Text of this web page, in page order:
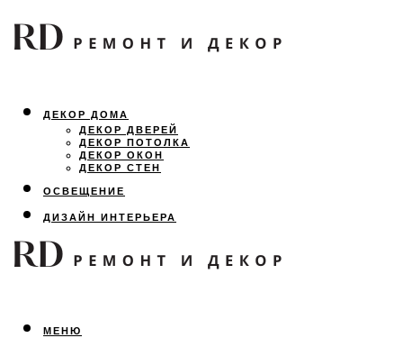
ДЕКОР ДОМА
ДЕКОР ДВЕРЕЙ
ДЕКОР ПОТОЛКА
ДЕКОР ОКОН
ДЕКОР СТЕН
ОСВЕЩЕНИЕ
ДИЗАЙН ИНТЕРЬЕРА
ЛАНДШАФТНЫЙ ДИЗАЙН
ВСЕ ПРО РЕМОНТ
МЕНЮ